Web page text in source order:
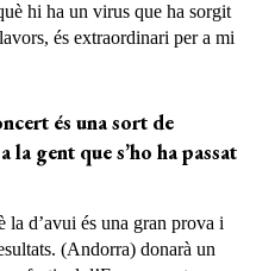
hi ha un virus que ha sorgit
és extraordinari per a mi
és una sort de
la gent que s’ho ha passat
la d’avui és una gran prova i
(Andorra) donarà un